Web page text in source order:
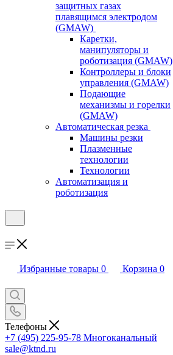
защитных газах
плавящимся электродом
(GMAW)
Каретки,
манипуляторы и
роботизация (GMAW)
Контроллеры и блоки
управления (GMAW)
Подающие
механизмы и горелки
(GMAW)
Автоматическая резка
Машины резки
Плазменные
технологии
Технологии
Автоматизация и
роботизация
Избранные товары 0 Корзина 0
Телефоны
+7 (495) 225-95-78 Многоканальный
sale@ktnd.ru